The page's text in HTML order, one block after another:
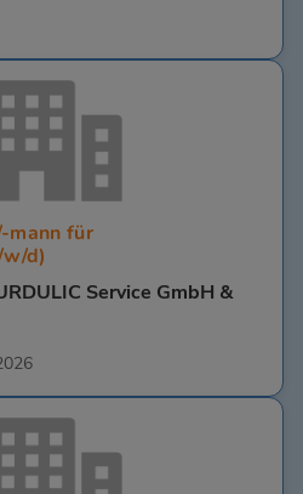
mann für
d)
Service GmbH &